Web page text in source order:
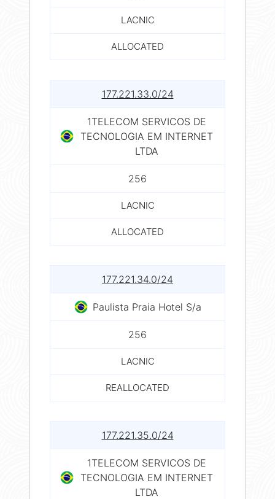
LACNIC
ALLOCATED
177.221.33.0/24
1TELECOM SERVICOS DE
TECNOLOGIA EM INTERNET
LTDA
256
LACNIC
ALLOCATED
177.221.34.0/24
Paulista Praia Hotel S/a
256
LACNIC
REALLOCATED
177.221.35.0/24
1TELECOM SERVICOS DE
TECNOLOGIA EM INTERNET
LTDA